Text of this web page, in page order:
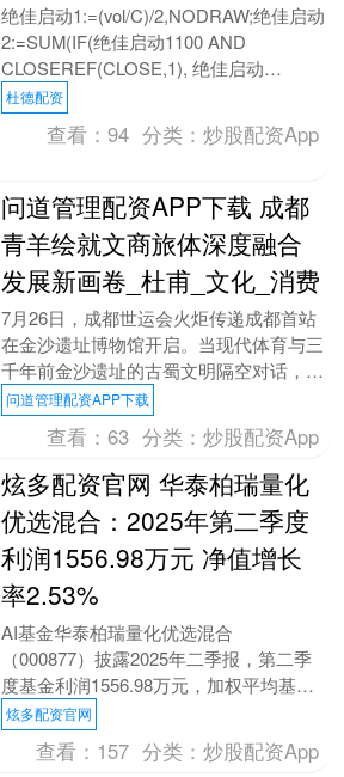
绝佳启动1:=(vol/C)/2,NODRAW;绝佳启动
2:=SUM(IF(绝佳启动1100 AND
CLOSEREF(CLOSE,1), 绝佳启动
1,0),0....
杜德配资
查看：94 分类：炒股配资App
问道管理配资APP下载 成都
青羊绘就文商旅体深度融合
发展新画卷_杜甫_文化_消费
7月26日，成都世运会火炬传递成都首站
在金沙遗址博物馆开启。当现代体育与三
千年前金沙遗址的古蜀文明隔空对话，太
阳神鸟的剪影与火炬的光芒交相辉映，不
仅碰撞出跨越时....
问道管理配资APP下载
查看：63 分类：炒股配资App
炫多配资官网 华泰柏瑞量化
优选混合：2025年第二季度
利润1556.98万元 净值增长
率2.53%
AI基金华泰柏瑞量化优选混合
（000877）披露2025年二季报，第二季
度基金利润1556.98万元，加权平均基金
份额本期利润0.037元。报告期内，基金
净值增....
炫多配资官网
查看： 157 分类：炒股配资App